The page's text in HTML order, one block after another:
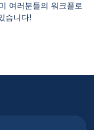
여러분들의 워크플로
습니다!